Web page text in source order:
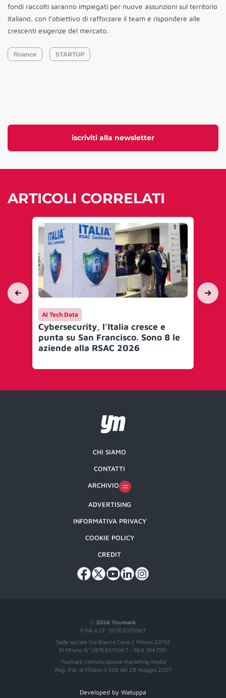
iscriviti alla newsletter
fondi raccolti saranno impiegati per nuove assunzioni sul territorio
italiano, con l’obiettivo di rafforzare il team e rispondere alle
crescenti esigenze del mercato.
finance STARTUP
ARTICOLI CORRELATI
AI Tech Data
Cybersecurity, l’Italia cresce e
punta su San Francisco. Sono 8 le
aziende alla RSAC 2026
© 2026 Youmark
P.IVA e CF: 05763070967
Sede sociale Via Bianca Ceva 2 Milano 20152
RI Milano N° 05763070967 - REA 1847551
Youmark comunicazione marketing media
Reg. trib. di Milano n°353 del 28 maggio 2007
CHI SIAMO
CONTATTI
ARCHIVIO
ADVERTISING
INFORMATIVA PRIVACY
COOKIE POLICY
CREDIT
Developed by Watuppa